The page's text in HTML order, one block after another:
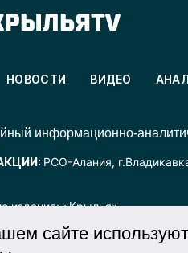
издания: «Крылья».
о регистрации СМИ ЭЛ №
НОВОСТИ ВИДЕО
информационно-
РСО-Алания,
сайте